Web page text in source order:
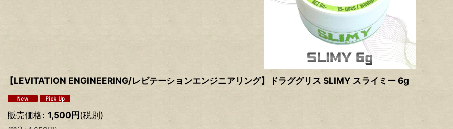
【LEVITATION ENGINEERING/レビテーションエンジニアリング】ドラググリス SLIMY スライミー 6g
販売価格: 1,500円(税別)